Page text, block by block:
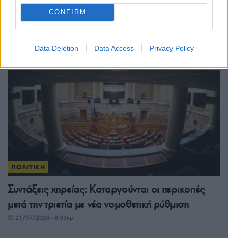
CONFIRM
Data Deletion Data Access Privacy Policy
ΟΠΕΚΕΠΕ: Στο εδώλιο το φθινόπωρο τέσσερις
βουλευτές της ΝΔ – Οι ημερομηνίες των δικών
ΠΟΛΙΤΙΚΗ
Συντάξεις χηρείας: Καταργούνται οι περικοπές
μετά την τριετία με νέα νομοθετική ρύθμιση
21/07/2026 - 8:33πμ